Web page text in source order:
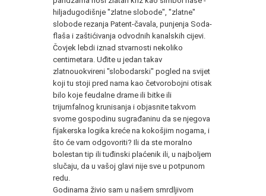
hiljadugodišnje "zlatne slobode", "zlatne"
slobode rezanja Patent-čavala, punjenja Soda-
flaša i zaštićivanja odvodnih kanalskih cijevi.
Čovjek lebdi iznad stvarnosti nekoliko
centimetara. Uđite u jedan takav
zlatnouokvireni "slobodarski" pogled na svijet
koji tu stoji pred nama kao četvorobojni otisak
bilo koje feudalne drame ili bitke ili
trijumfalnog krunisanja i objasnite takvom
svome gospodinu sugrađaninu da se njegova
fijakerska logika kreće na kokošjim nogama, i
što će vam odgovoriti? Ili da ste moralno
bolestan tip ili tuđinski plaćenik ili, u najboljem
slučaju, da u vašoj glavi nije sve u potpunom
redu.
Godinama živio sam u našem smrdljivom